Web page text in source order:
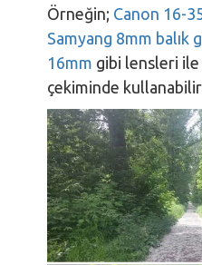
Örneğin; Canon 16-
Samyang 8mm balık
16mm gibi lensleri
çekiminde